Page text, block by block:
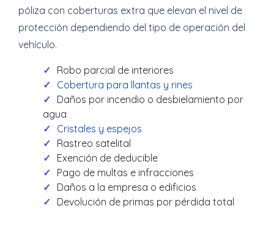
póliza con coberturas extra que elevan el nivel de
protección dependiendo del tipo de operación del
vehículo.
Robo parcial de interiores
Cobertura para llantas y rines
Daños por incendio o desbielamiento por
agua
Cristales y espejos
Rastreo satelital
Exención de deducible
Pago de multas e infracciones
Daños a la empresa o edificios
Devolución de primas por pérdida total